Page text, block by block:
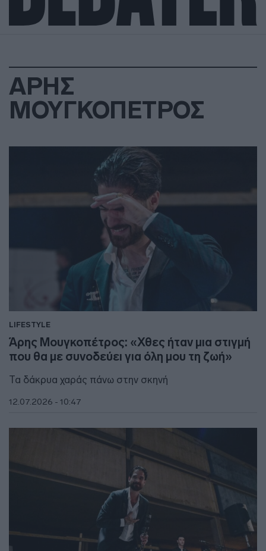
ΑΡΗΣ
ΜΟΥΓΚΟΠΕΤΡΟΣ
LIFESTYLE
Άρης Μουγκοπέτρος: «Χθες ήταν μια στιγμή
που θα με συνοδεύει για όλη μου τη ζωή»
Τα δάκρυα χαράς πάνω στην σκηνή
12.07.2026 - 10:47